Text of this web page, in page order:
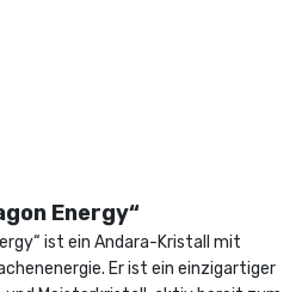
Energy“
ist ein Andara-Kristall mit
Er ist ein einzigartiger